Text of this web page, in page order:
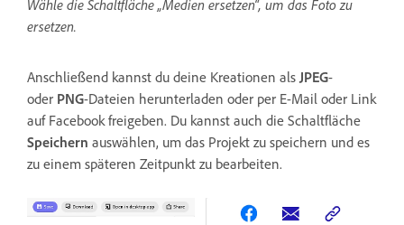
Wähle die Schaltfläche „Medien ersetzen“, um das Foto zu
ersetzen.
Anschließend kannst du deine Kreationen alsJPEG-
oder PNG-Dateien herunterladen oder per E-Mail oder Link
auf Facebook freigeben. Du kannst auch die Schaltfläche
Speichern auswählen, um das Projekt zu speichern und es
zu einem späteren Zeitpunkt zu bearbeiten.